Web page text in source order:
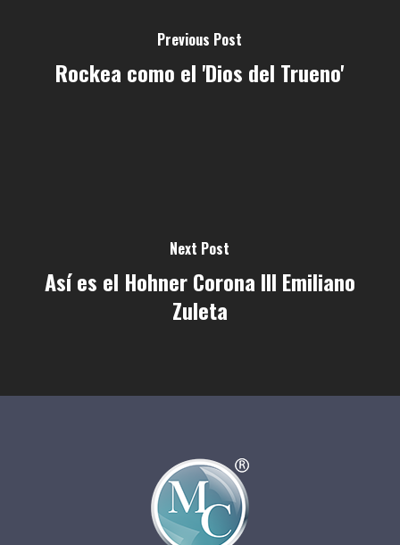
Previous Post
Rockea como el 'Dios del Trueno'
Next Post
Así es el Hohner Corona III Emiliano
Zuleta